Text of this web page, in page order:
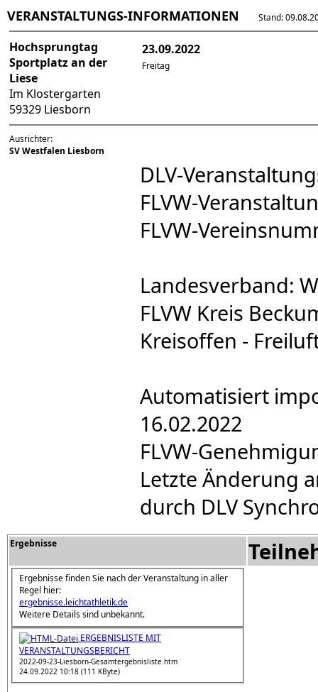
VERANSTALTUNGS-INFORMATIONEN Stand:
Hochsprungtag
Sportplatz an der
Liese
Im Klostergarten
59329 Liesborn
23.09.2022
Freitag
Ausrichter:
SV Westfalen Liesborn
DLV-
FLVW-
FLVW-
Landesverband:
FLVW Kreis
Kreisoffen -
Automatisiert
16.02.2022
FLVW-
Letzte Änderung
durch DLV
Ergebnisse
Ergebnisse finden Sie nach der Veranstaltung in aller
Regel hier:
ergebnisse.leichtathletik.de
Weitere Details sind unbekannt.
ERGEBNISLISTE MIT
VERANSTALTUNGSBERICHT
2022-09-23-Liesborn-Gesamtergebnisliste.htm
24.09.2022 10:18 (111 KByte)